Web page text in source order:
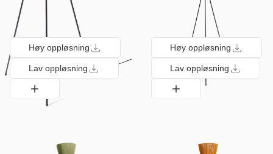
Høy oppløsning
Lav oppløsning
Høy oppløsning
Lav oppløsning